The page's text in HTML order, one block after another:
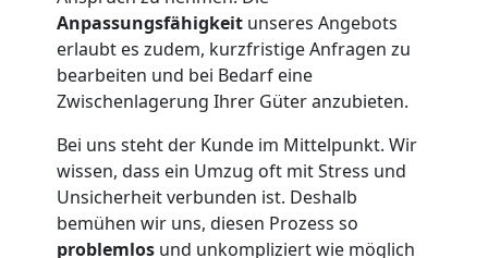
Anpassungsfähigkeit unseres Angebots
erlaubt es zudem, kurzfristige Anfragen zu
bearbeiten und bei Bedarf eine
Zwischenlagerung Ihrer Güter anzubieten.
Bei uns steht der Kunde im Mittelpunkt. Wir
wissen, dass ein Umzug oft mit Stress und
Unsicherheit verbunden ist. Deshalb
bemühen wir uns, diesen Prozess so
problemlos und unkompliziert wie möglich
Feldkirch
Umzug